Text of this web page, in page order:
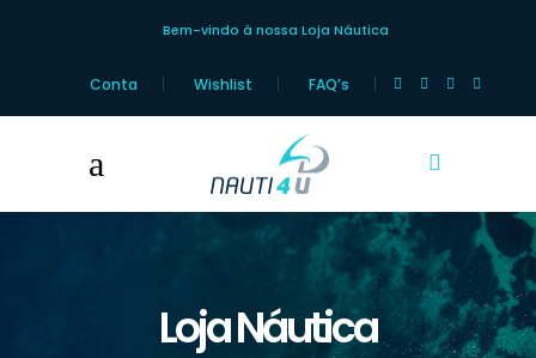
Bem-vindo à nossa Loja Náutica
Conta Wishlist FAQ’s
Loja Náutica